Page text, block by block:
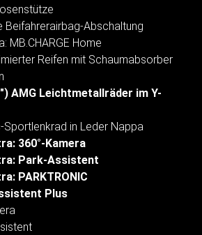
Beifahrerairbag-Abschaltung
MB.CHARGE Home
Reifen mit Schaumabsorber
AMG Leichtmetallräder im Y-
Sportlenkrad in Leder Nappa
360°-Kamera
Park-Assistent
PARKTRONIC
Plus